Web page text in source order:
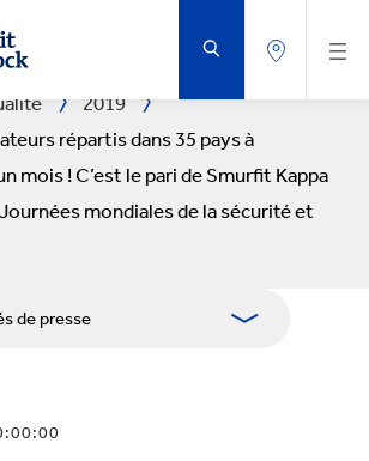
2019
répartis dans 35 pays à
mois ! C’est le pari de Smurfit Kappa
mondiales de la sécurité et
de presse